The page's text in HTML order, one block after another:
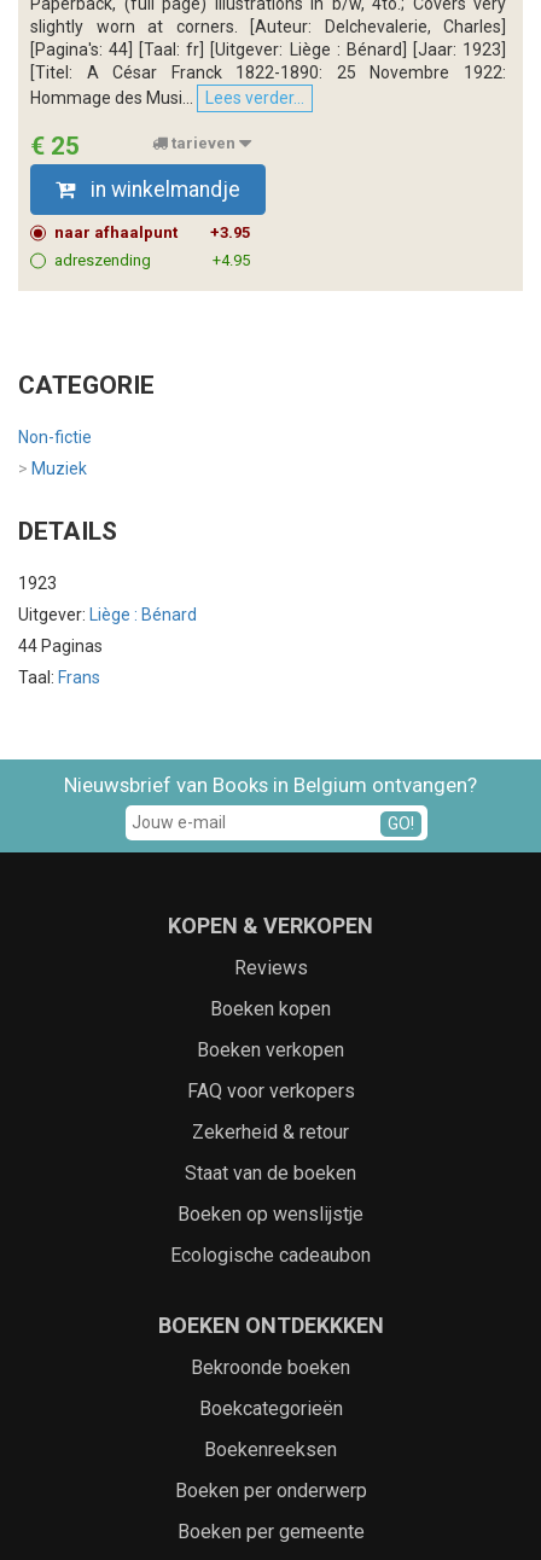
slightly worn at corners. [Auteur: Delchevalerie, Charles]
[Pagina's: 44] [Taal: fr] [Uitgever: Liège : Bénard] [Jaar: 1923]
[Titel: A César Franck 1822-1890: 25 Novembre 1922:
Hommage des Musi...
Lees verder...
€ 25 tarieven
in winkelmandje
naar afhaalpunt
+3.95
adreszending
+4.95
CATEGORIE
Non-fictie
> Muziek
DETAILS
1923
Uitgever: Liège : Bénard
44 Paginas
Taal: Frans
Nieuwsbrief van Books in Belgium ontvangen?
GO!
KOPEN & VERKOPEN
Reviews
Boeken kopen
Boeken verkopen
FAQ voor verkopers
Zekerheid & retour
Staat van de boeken
Boeken op wenslijstje
Ecologische cadeaubon
BOEKEN ONTDEKKKEN
Bekroonde boeken
Boekcategorieën
Boekenreeksen
Boeken per onderwerp
Boeken per gemeente